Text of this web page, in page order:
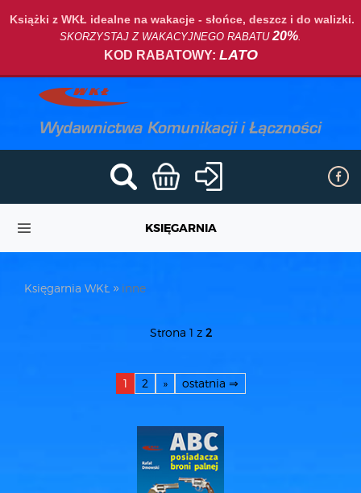
Książki z WKŁ idealne na wakacje - słońce, deszcz i do walizki.
SKORZYSTAJ Z WAKACYJNEGO RABATU20%.
KOD RABATOWY: LATO
KSIĘGARNIA
Księgarnia WKŁ inne
Strona 1 z 2
1 2 » ostatnia ⇒